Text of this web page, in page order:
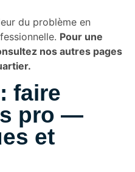
du problème en
Pour une
nos autres pages
faire
pro —
et